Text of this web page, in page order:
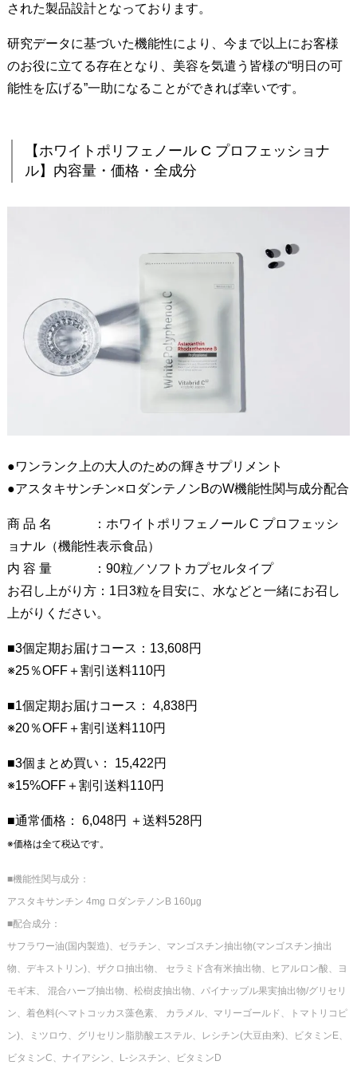
された製品設計となっております。
研究データに基づいた機能性により、今まで以上にお客様
のお役に立てる存在となり、美容を気遣う皆様の“明日の可
能性を広げる”一助になることができれば幸いです。
【ホワイトポリフェノール C プロフェッショナ
ル】内容量・価格・全成分
●ワンランク上の大人のための輝きサプリメント
●アスタキサンチン×ロダンテノンBのW機能性関与成分配合
商 品 名 ：ホワイトポリフェノール C プロフェッシ
ョナル（機能性表示食品）
内 容 量 ：90粒／ソフトカプセルタイプ
お召し上がり方：1日3粒を目安に、水などと一緒にお召し
上がりください。
■3個定期お届けコース：13,608円
※25％OFF＋割引送料110円
■1個定期お届けコース： 4,838円
※20％OFF＋割引送料110円
■3個まとめ買い： 15,422円
※15%OFF＋割引送料110円
■通常価格： 6,048円 ＋送料528円
※価格は全て税込です。
■機能性関与成分：
アスタキサンチン 4mg ロダンテノンB 160μg
■配合成分：
サフラワー油(国内製造)、ゼラチン、マンゴスチン抽出物(マンゴスチン抽出
物、デキストリン)、ザクロ抽出物、 セラミド含有米抽出物、ヒアルロン酸、ヨ
モギ末、 混合ハーブ抽出物、松樹皮抽出物、パイナップル果実抽出物/グリセリ
ン、着色料(ヘマトコッカス藻色素、 カラメル、マリーゴールド、トマトリコピ
ン)、ミツロウ、グリセリン脂肪酸エステル、レシチン(大豆由来)、ビタミンE、
ビタミンC、ナイアシン、L-シスチン、ビタミンD